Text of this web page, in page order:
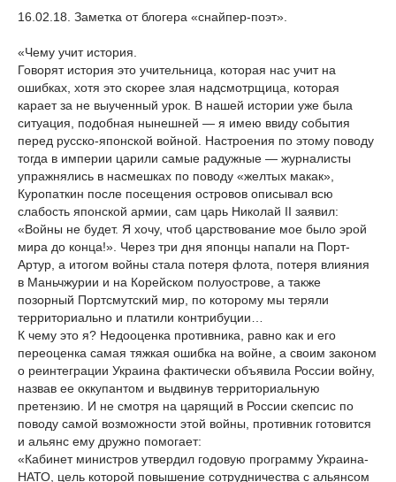
16.02.18. Заметка от блогера «снайпер-поэт».
«Чему учит история.
Говорят история это учительница, которая нас учит на
ошибках, хотя это скорее злая надсмотрщица, которая
карает за не выученный урок. В нашей истории уже была
ситуация, подобная нынешней — я имею ввиду события
перед русско-японской войной. Настроения по этому поводу
тогда в империи царили самые радужные — журналисты
упражнялись в насмешках по поводу «желтых макак»,
Куропаткин после посещения островов описывал всю
слабость японской армии, сам царь Николай II заявил:
«Войны не будет. Я хочу, чтоб царствование мое было эрой
мира до конца!». Через три дня японцы напали на Порт-
Артур, а итогом войны стала потеря флота, потеря влияния
в Маньчжурии и на Корейском полуострове, а также
позорный Портсмутский мир, по которому мы теряли
территориально и платили контрибуции…
К чему это я? Недооценка противника, равно как и его
переоценка самая тяжкая ошибка на войне, а своим законом
о реинтеграции Украина фактически объявила России войну,
назвав ее оккупантом и выдвинув территориальную
претензию. И не смотря на царящий в России скепсис по
поводу самой возможности этой войны, противник готовится
и альянс ему дружно помогает:
«Кабинет министров утвердил годовую программу Украина-
НАТО, цель которой повышение сотрудничества с альянсом